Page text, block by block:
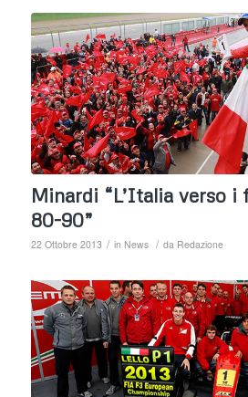
Minardi “L’Italia verso i
80-90”
22 Ottobre 2013 / in News / da Redazione